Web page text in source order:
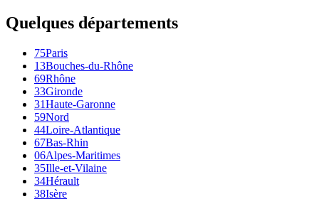
Quelques départements
75Paris
13Bouches-du-Rhône
69Rhône
33Gironde
31Haute-Garonne
59Nord
44Loire-Atlantique
67Bas-Rhin
06Alpes-Maritimes
35Ille-et-Vilaine
34Hérault
38Isère